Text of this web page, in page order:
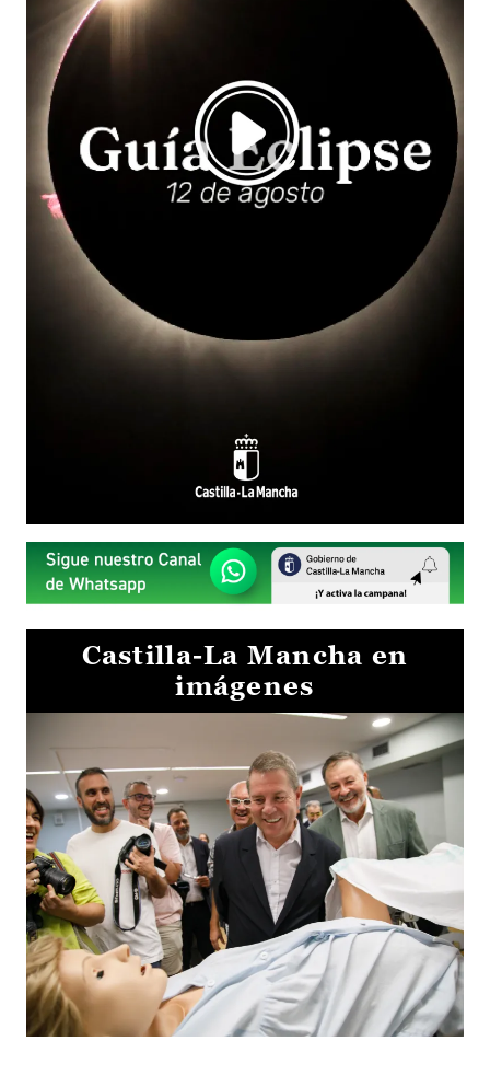
Castilla-La Mancha en
imágenes